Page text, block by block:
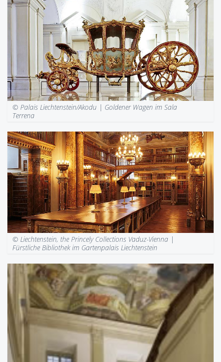
© Palais Liechtenstein/Akodu | Goldener Wagen im Sala
Terrena
© Liechtenstein, the Princely Collections Vaduz-Vienna |
Fürstliche Bibliothek im Gartenpalais Liechtenstein